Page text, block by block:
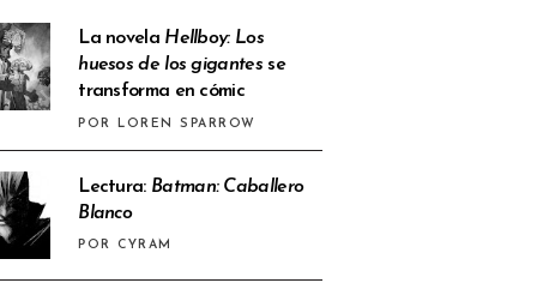
La novela Hellboy: Los
huesos de los gigantesse
transforma en cómic
POR LOREN SPARROW
Lectura: Batman: Caballero
Blanco
POR CYRAM